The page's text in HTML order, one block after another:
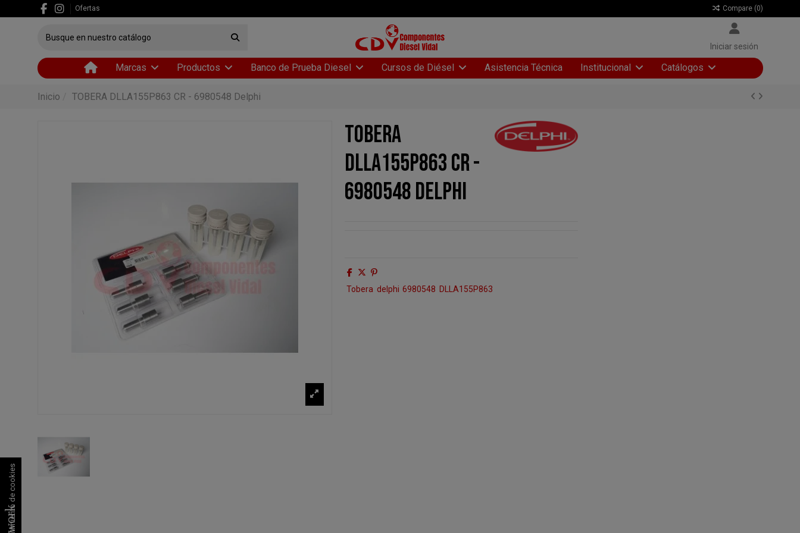
Ofertas Compare (0)
Iniciar sesión
Marcas Productos Banco de Prueba Diesel Cursos de Diésel Asistencia Técnica Institucional Catálogos
Inicio TOBERA DLLA155P863 CR - 6980548 Delphi
TOBERA
DLLA155P863 CR -
6980548 DELPHI
Tobera delphi 6980548 DLLA155P863
Consentimiento de cookies